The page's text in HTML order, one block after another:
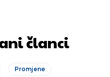
članci
Promjene